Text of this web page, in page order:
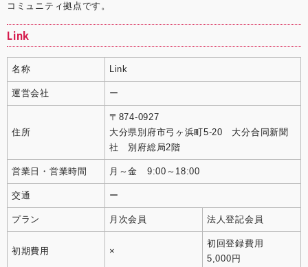
コミュニティ拠点です。
Link
名称 Link
運営会社 ー
住所
〒874-0927
大分県別府市弓ヶ浜町5-20 大分合同新聞
社 別府総局2階
営業日・営業時間 月～金 9:00～18:00
交通 ー
プラン 月次会員 法人登記会員
初期費用 ×
初回登録費用
5,000円